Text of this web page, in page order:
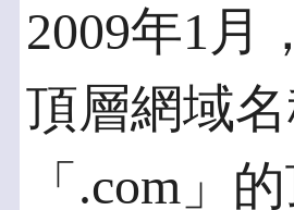
2009年1月
頂層網域
「.com」